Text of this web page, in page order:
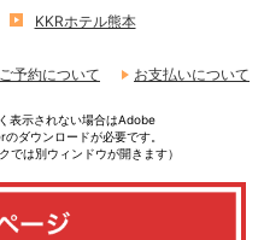
KKRホテル熊本
ご予約について お支払いについて
表示されない場合はAdobe
ダウンロードが必要です。
では別ウィンドウが開きます）